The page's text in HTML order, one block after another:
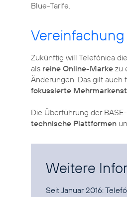
Blue-Tarife.
Zukünftig will Telefónica
als reine Online-Marke zu
Änderungen. Das gilt auch
fokussierte
Die Überführung der
technische Plattformen
Weitere
Seit Januar 2016: